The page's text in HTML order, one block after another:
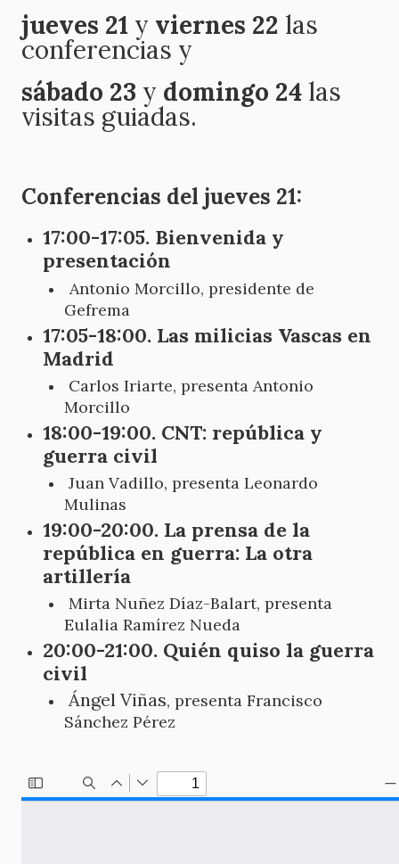
jueves 21 y viernes 22 las
conferencias y
sábado 23 y domingo 24 las
visitas guiadas.
Conferencias del jueves 21:
17:00-17:05. Bienvenida y
presentación
Antonio Morcillo, presidente de
Gefrema
17:05-18:00. Las milicias Vascas en
Madrid
Carlos Iriarte, presenta Antonio
Morcillo
18:00-19:00. CNT: república y
guerra civil
Juan Vadillo, presenta Leonardo
Mulinas
19:00-20:00. La prensa de la
república en guerra: La otra
artillería
Mirta Nuñez Díaz-Balart, presenta
Eulalia Ramírez Nueda
20:00-21:00. Quién quiso la guerra
civil
Ángel Viñas, presenta Francisco
Sánchez Pérez